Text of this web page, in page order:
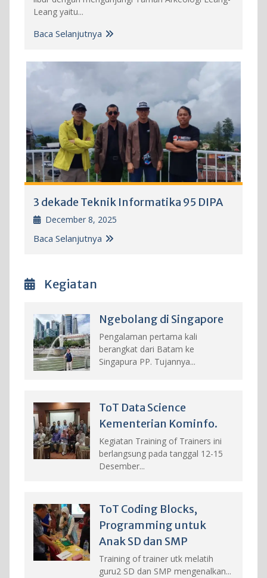
Leang yaitu...
Baca Selanjutnya
3 dekade Teknik Informatika 95 DIPA
December 8, 2025
Baca Selanjutnya
Kegiatan
Ngebolang di Singapore
Pengalaman pertama kali
berangkat dari Batam ke
Singapura PP. Tujannya...
ToT Data Science
Kementerian Kominfo.
Kegiatan Training of Trainers ini
berlangsung pada tanggal 12-15
Desember...
ToT Coding Blocks,
Programming untuk
Anak SD dan SMP
Training of trainer utk melatih
guru2 SD dan SMP mengenalkan...